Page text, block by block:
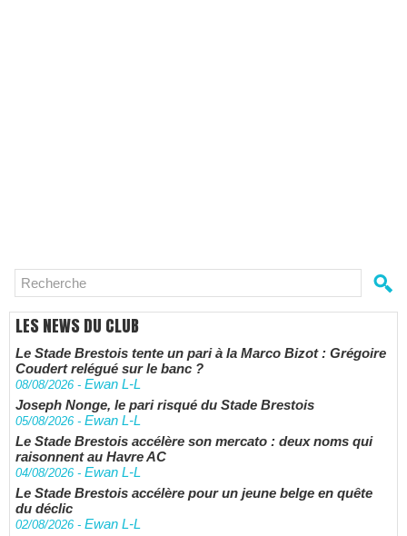
LES NEWS DU CLUB
Le Stade Brestois tente un pari à la Marco Bizot : Grégoire
Coudert relégué sur le banc ?
08/08/2026 - Ewan L-L
Joseph Nonge, le pari risqué du Stade Brestois
05/08/2026 - Ewan L-L
Le Stade Brestois accélère son mercato : deux noms qui
raisonnent au Havre AC
04/08/2026 - Ewan L-L
Le Stade Brestois accélère pour un jeune belge en quête
du déclic
02/08/2026 - Ewan L-L